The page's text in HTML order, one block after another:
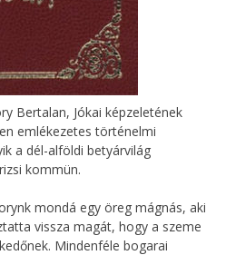
Bertalan, Jókai képzeletének
emlékezetes történelmi
a dél-alföldi betyárvilág
kommün.
mondá egy öreg mágnás, aki
vissza magát, hogy a szeme
Mindenféle bogarai